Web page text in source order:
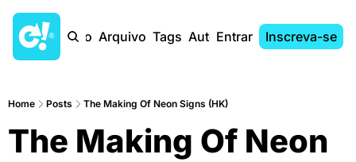
Início Arquivo Tags AutoresEntrar Inscreva-se
Home Posts The Making Of Neon Signs (HK)
The Making Of Neon